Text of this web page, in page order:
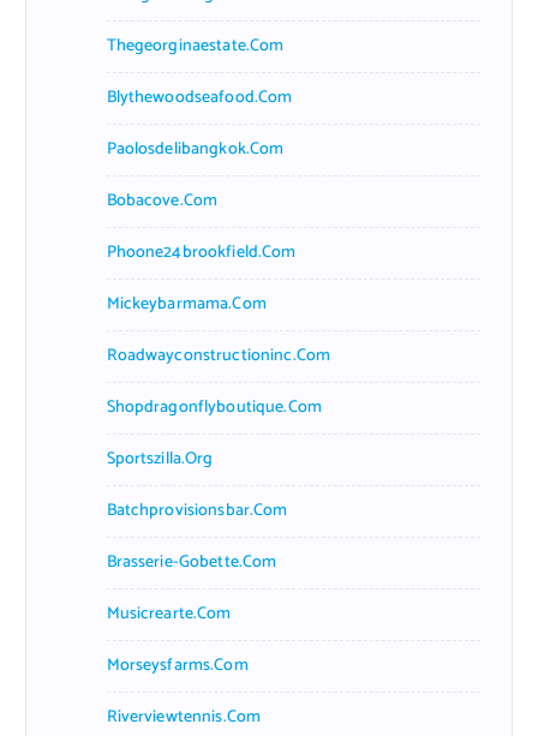
Thegeorginaestate.com
Blythewoodseafood.com
Paolosdelibangkok.com
Bobacove.com
Phoone24brookfield.com
Mickeybarmama.com
Roadwayconstructioninc.com
Shopdragonflyboutique.com
Sportszilla.org
Batchprovisionsbar.com
Brasserie-Gobette.com
Musicrearte.com
Morseysfarms.com
Riverviewtennis.com